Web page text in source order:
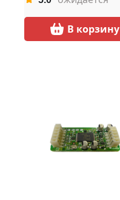
В корзину